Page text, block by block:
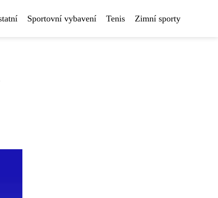
Sportovní vybavení Tenis Zimní sporty